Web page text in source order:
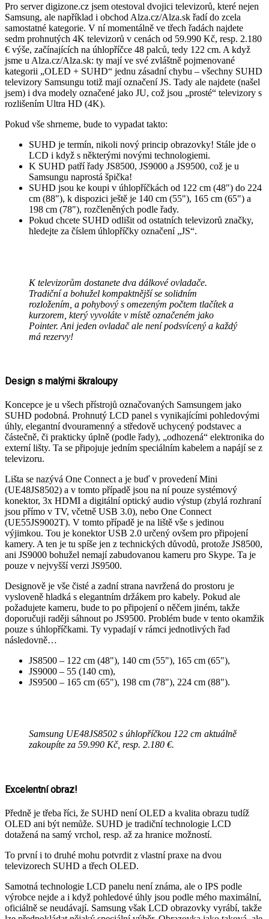
Pro server digizone.cz jsem otestoval dvojici televizorů, které nejen
Samsung, ale například i obchod Alza.cz/Alza.sk řadí do zcela
samostatné kategorie. V ní momentálně ve třech řadách najdete
sedm prohnutých 4K televizorů v cenách od 59.990 Kč, resp. 2.180
€ výše, začínajících na úhlopříčce 48 palců, tedy 122 cm. A když
jsme u Alza.cz/Alza.sk: ty mají ve své zvláštně pojmenované
kategorii „OLED + SUHD“ jednu zásadní chybu – všechny SUHD
televizory Samsungu totiž mají označení JS. Tady ale najdete (našel
jsem) i dva modely označené jako JU, což jsou „prosté“ televizory s
rozlišením Ultra HD (4K).
Pokud vše shrneme, bude to vypadat takto:
SUHD je termín, nikoli nový princip obrazovky! Stále jde o
LCD i když s některými novými technologiemi.
K SUHD patří řady JS8500, JS9000 a JS9500, což je u
Samsungu naprostá špička!
SUHD jsou ke koupi v úhlopříčkách od 122 cm (48") do 224
cm (88"), k dispozici ještě je 140 cm (55"), 165 cm (65") a
198 cm (78"), rozčleněných podle řady.
Pokud chcete SUHD odlišit od ostatních televizorů značky,
hledejte za číslem úhlopříčky označení „JS“.
K televizorům dostanete dva dálkové ovladače.
Tradiční a bohužel kompaktnější se solidním
rozložením, a pohybový s omezeným počtem tlačítek a
kurzorem, který vyvoláte v místě označeném jako
Pointer. Ani jeden ovladač ale není podsvícený a každý
má rezervy!
Design s malými škraloupy
Koncepce je u všech přístrojů označovaných Samsungem jako
SUHD podobná. Prohnutý LCD panel s vynikajícími pohledovými
úhly, elegantní dvouramenný a středově uchycený podstavec a
částečně, či prakticky úplně (podle řady), „odhozená“ elektronika do
externí lišty. Ta se připojuje jedním speciálním kabelem a napájí se z
televizoru.
Lišta se nazývá One Connect a je buď v provedení Mini
(UE48JS8502) a v tomto případě jsou na ní pouze systémový
konektor, 3x HDMI a digitální optický audio výstup (zbylá rozhraní
jsou přímo v TV, včetně USB 3.0), nebo One Connect
(UE55JS9002T). V tomto případě je na liště vše s jedinou
výjimkou. Tou je konektor USB 2.0 určený ovšem pro připojení
kamery. A ten je tu spíše jen z technických důvodů, protože JS8500,
ani JS9000 bohužel nemají zabudovanou kameru pro Skype. Ta je
pouze v nejvyšší verzi JS9500.
Designově je vše čisté a zadní strana navržená do prostoru je
vysloveně hladká s elegantním držákem pro kabely. Pokud ale
požadujete kameru, bude to po připojení o něčem jiném, takže
doporučuji raději sáhnout po JS9500. Problém bude v tento okamžik
pouze s úhlopříčkami. Ty vypadají v rámci jednotlivých řad
následovně…
JS8500 – 122 cm (48"), 140 cm (55"), 165 cm (65"),
JS9000 – 55 (140 cm),
JS9500 – 165 cm (65"), 198 cm (78"), 224 cm (88").
Samsung UE48JS8502 s úhlopříčkou 122 cm aktuálně
zakoupíte za 59.990 Kč, resp. 2.180 €.
Excelentní obraz!
Předně je třeba říci, že SUHD není OLED a kvalita obrazu tudíž
OLED ani být nemůže. SUHD je tradiční technologie LCD
dotažená na samý vrchol, resp. až za hranice možností.
To první i to druhé mohu potvrdit z vlastní praxe na dvou
televizorech SUHD a třech OLED.
Samotná technologie LCD panelu není známa, ale o IPS podle
výrobce nejde a i když pohledové úhly jsou podle mého maximální,
oficiálně se neudávají. Samsung však LCD obrazovky vyrábí, takže